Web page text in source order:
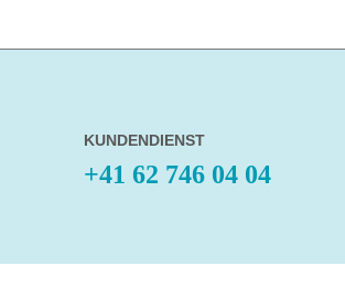
KUNDENDIENST
+41 62 746 04 04